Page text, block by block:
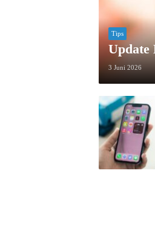
Tips
Update
3 Juni 2026